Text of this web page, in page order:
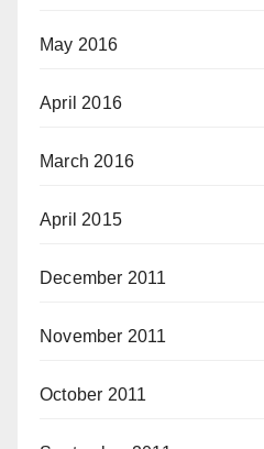
May 2016
April 2016
March 2016
April 2015
December 2011
November 2011
October 2011